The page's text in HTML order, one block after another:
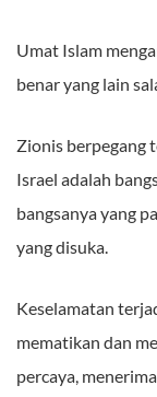
Umat Islam
benar yang lain
Zionis berpegang
Israel adalah
bangsanya yang
yang disuka.
Keselamatan
mematikan dan
percaya,